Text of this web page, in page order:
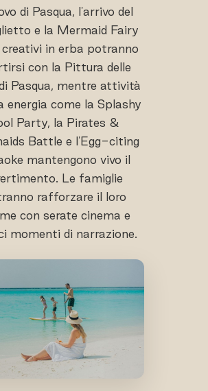
di Pasqua, l'arrivo del
e la Mermaid Fairy
creativi in erba potranno
con la Pittura delle
Pasqua, mentre attività
energia come la Splashy
Party, la Pirates &
Battle e l'Egg-citing
mantengono vivo il
Le famiglie
rafforzare il loro
con serate cinema e
momenti di narrazione.